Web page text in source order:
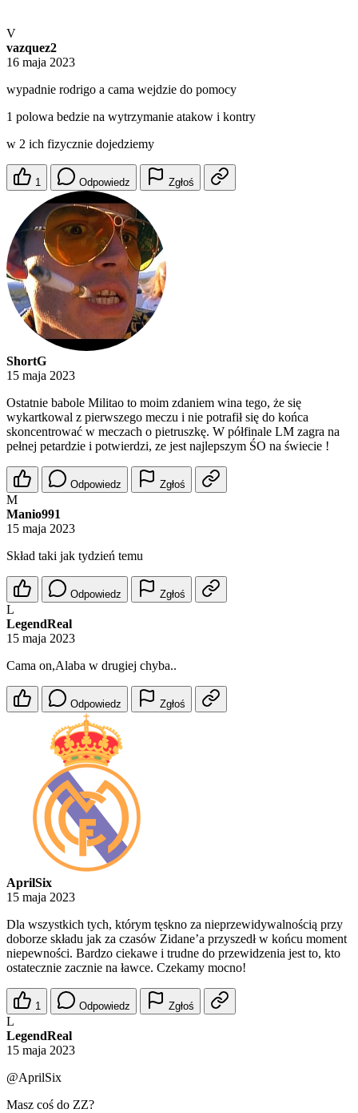
V
vazquez2
16 maja 2023
wypadnie rodrigo a cama wejdzie do pomocy
1 polowa bedzie na wytrzymanie atakow i kontry
w 2 ich fizycznie dojedziemy
1 Odpowiedz Zgłoś
ShortG
15 maja 2023
Ostatnie babole Militao to moim zdaniem wina tego, że się
wykartkowal z pierwszego meczu i nie potrafił się do końca
skoncentrować w meczach o pietruszkę. W półfinale LM zagra na
pełnej petardzie i potwierdzi, ze jest najlepszym ŚO na świecie !
Odpowiedz Zgłoś
M
Manio991
15 maja 2023
Skład taki jak tydzień temu
Odpowiedz Zgłoś
L
LegendReal
15 maja 2023
Cama on,Alaba w drugiej chyba..
Odpowiedz Zgłoś
AprilSix
15 maja 2023
Dla wszystkich tych, którym tęskno za nieprzewidywalnością przy
doborze składu jak za czasów Zidane’a przyszedł w końcu moment
niepewności. Bardzo ciekawe i trudne do przewidzenia jest to, kto
ostatecznie zacznie na ławce. Czekamy mocno!
1 Odpowiedz Zgłoś
L
LegendReal
15 maja 2023
@AprilSix
Masz coś do ZZ?